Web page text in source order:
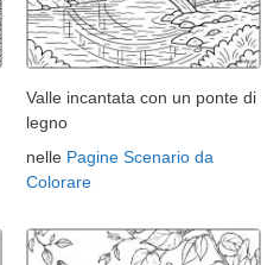
Valle incantata con un ponte di
legno
nelle Pagine Scenario da
Colorare